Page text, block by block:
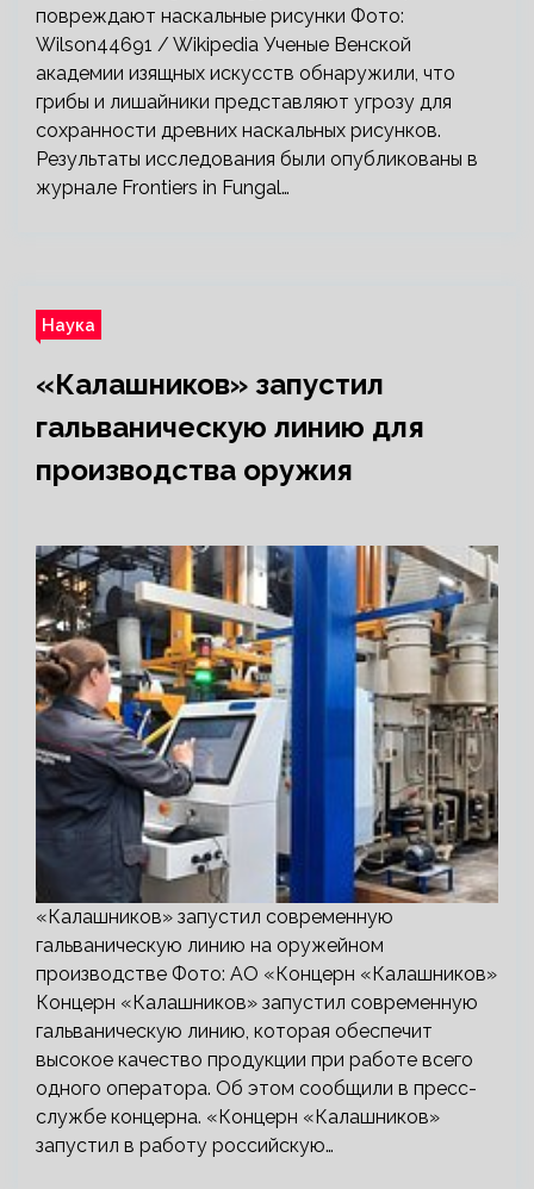
повреждают наскальные рисунки Фото:
Wilson44691 / Wikipedia Ученые Венской
академии изящных искусств обнаружили, что
грибы и лишайники представляют угрозу для
сохранности древних наскальных рисунков.
Результаты исследования были опубликованы в
журнале Frontiers in Fungal…
Наука
«Калашников» запустил
гальваническую линию для
производства оружия
«Калашников» запустил современную
гальваническую линию на оружейном
производстве Фото: АО «Концерн «Калашников»
Концерн «Калашников» запустил современную
гальваническую линию, которая обеспечит
высокое качество продукции при работе всего
одного оператора. Об этом сообщили в пресс-
службе концерна. «Концерн «Калашников»
запустил в работу российскую…